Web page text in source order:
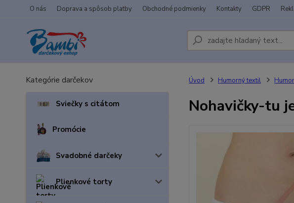
O nás Doprava a spôsob platby Obchodné podmienky Kontakty GDPR
Kategórie darčekov
Sviečky s citátom
Promócie
Svadobné darčeky
Plienkové torty
Úvod Humorný textil
Nohavičky-tu